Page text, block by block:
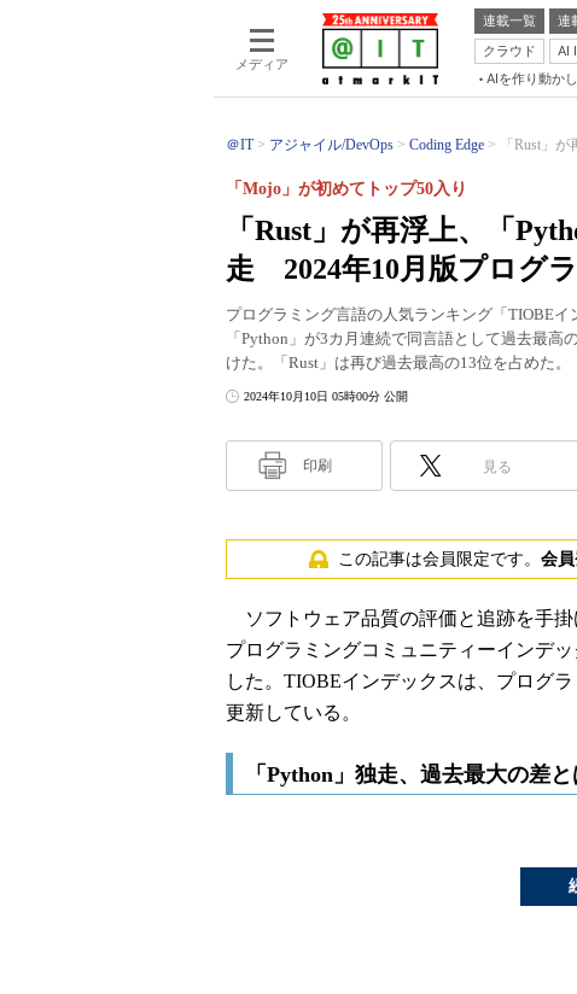
メディア
連載一覧 連
クラウド
AI
AIを作り動か
＠IT アジャイル/DevOps Coding Edge 「Rust」
「Rust」が再浮上、「
走 2024年10月版プログ
「Mojo」が初めてトップ50入り
プログラミング言語の人気ランキング「TIOBE
「Python」が3カ月連続で同言語として過去最
けた。「Rust」は再び過去最高の13位を占めた。
2024年10月10日 05時00分 公開
印刷 見る
この記事は会員限定です。 会員
ソフトウェア品質の評価と追跡を手掛
プログラミングコミュニティーインデ
した。TIOBEインデックスは、プログ
更新している。
「Python」独走、過去最大の差